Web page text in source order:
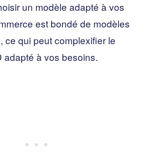
un modèle adapté à vos
est bondé de modèles
ce qui peut complexifier le
adapté à vos besoins.